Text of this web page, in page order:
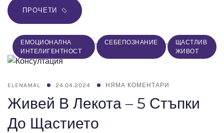
ПРОЧЕТИ
ЕМОЦИОНАЛНА
ИНТЕЛИГЕНТНОСТ
, СЕБЕПОЗНАНИЕ ,
ЩАСТЛИВ
ЖИВОТ
ELENAMAL 24.04.2024 НЯМА КОМЕНТАРИ
Живей В Лекота – 5 Стъпки
До Щастието